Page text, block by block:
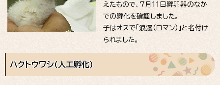
えたもので、7月11日孵卵器のなか
での孵化を確認しました。
子はオスで「浪漫（ロマン）」と名付け
られました。
ハクトウワシ（人工孵化）